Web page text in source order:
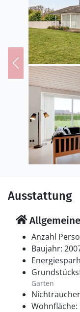
Der Urlaub im
noch lange in
Ausstattung
Anzahl
Baujahr:
Garten
Nichtraucher
Wohnfläche: